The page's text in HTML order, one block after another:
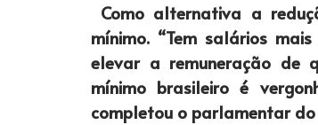
Como alternativa a
mínimo. “Tem salários
elevar a remuneração de
mínimo brasileiro é
completou o parlamentar do